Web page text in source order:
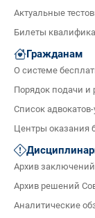
Актуальные
Билеты
Гражданам
О системе
Порядок подачи и
Список
Центры оказания
Архив
Архив решений
Аналитические